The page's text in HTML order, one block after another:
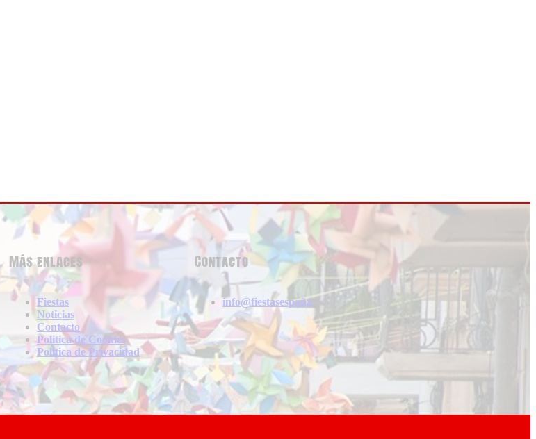
Más enlaces
Fiestas
Noticias
Contacto
Politica de Cookies
Politica de Privacidad
Contacto
info@fiestasespaña